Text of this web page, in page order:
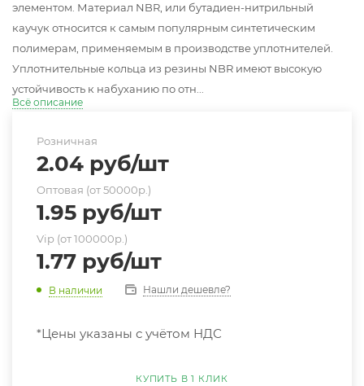
элементом. Материал NBR, или бутадиен-нитрильный
каучук относится к самым популярным синтетическим
полимерам, применяемым в производстве уплотнителей.
Уплотнительные кольца из резины NBR имеют высокую
устойчивость к набуханию по отн...
Всё описание
Розничная
2.04 руб/шт
Оптовая (от 50000р.)
1.95 руб/шт
Vip (от 100000р.)
1.77 руб/шт
В наличии Нашли дешевле?
*Цены указаны с учётом НДС
КУПИТЬ В 1 КЛИК